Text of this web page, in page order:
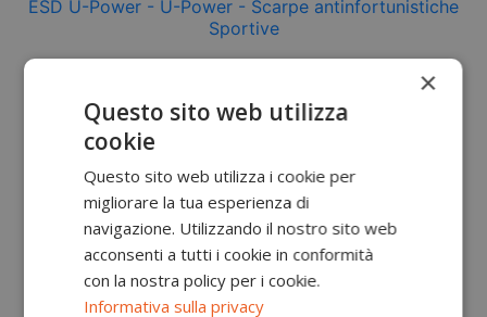
×
Questo sito web utilizza
cookie
Questo sito web utilizza i cookie per
migliorare la tua esperienza di
navigazione. Utilizzando il nostro sito web
acconsenti a tutti i cookie in conformità
con la nostra policy per i cookie.
Informativa sulla privacy